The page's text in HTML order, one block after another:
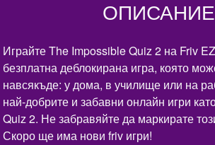
ОПИСАНИЕ
Играйте The Impossible Quiz 2 на Friv
безплатна деблокирана игра, която
навсякъде: у дома, в училище или на
най-добрите и забавни онлайн игри
Quiz 2. Не забравяйте да маркирате
Скоро ще има нови friv игри!